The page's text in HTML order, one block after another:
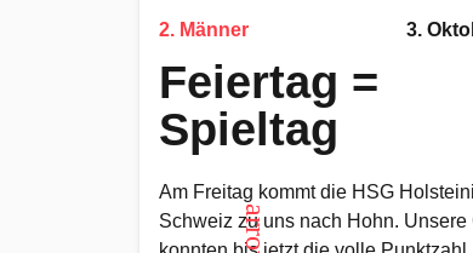
2. Männer 3.
Feiertag =
Spieltag
Am Freitag kommt die HSG
Schweiz zu uns nach Hohn. Unsere